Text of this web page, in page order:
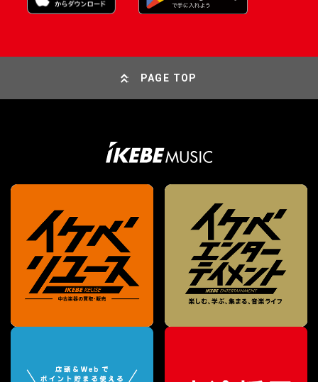
PAGE TOP